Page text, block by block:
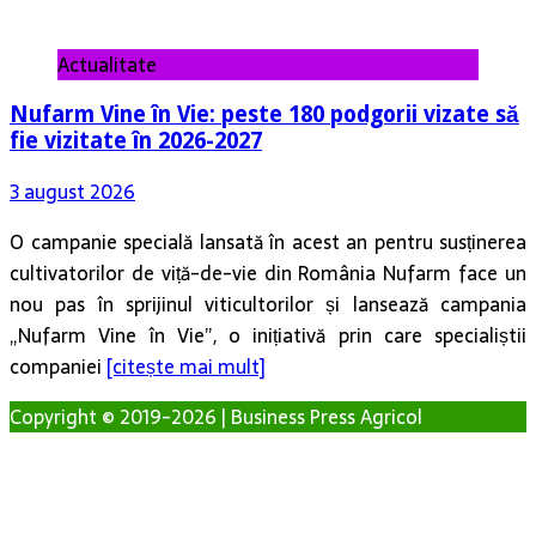
Actualitate
Nufarm Vine în Vie: peste 180 podgorii vizate să
fie vizitate în 2026-2027
3 august 2026
O campanie specială lansată în acest an pentru susținerea
cultivatorilor de viță-de-vie din România Nufarm face un
nou pas în sprijinul viticultorilor și lansează campania
„Nufarm Vine în Vie”, o inițiativă prin care specialiștii
companiei [citește mai mult]
Copyright © 2019-2026 | Business Press Agricol